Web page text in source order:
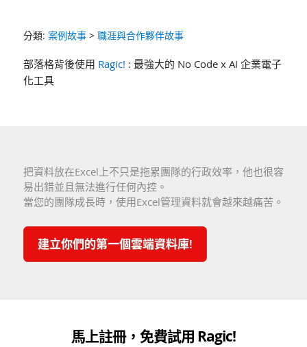
分類: 案例故事> 職涯與合作夥伴故事
部落格背後使用 Ragic! : 最強大的 No Code x AI 企業電子
化工具
把資料放在Excel上不只是拖累團隊的行政效率，他也很容
易出錯並且無法進行任何內控。
當您的團隊成長時，使用Excel管理資料就會越來越痛苦。
建立你們的第一個雲端資料庫!
馬上註冊，免費試用 Ragic!